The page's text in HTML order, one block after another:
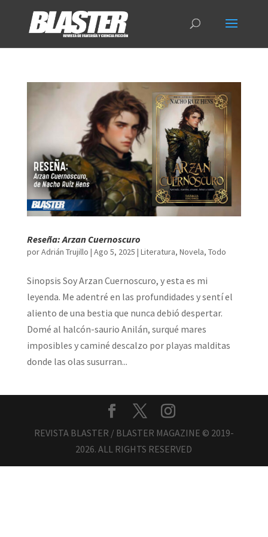
Reseña: Arzan Cuernoscuro
porAdrián Trujillo | Ago 5, 2025 | Literatura, Novela, Todo
Sinopsis Soy Arzan Cuernoscuro, y esta es mi
leyenda. Me adentré en las profundidades y sentí el
aliento de una bestia que nunca debió despertar.
Domé al halcón-saurio Anilán, surqué mares
imposibles y caminé descalzo por playas malditas
donde las olas susurran...
REVISTA BLASTER / BLASTER MAGAZINE © 2019-
2026. ALL RIGHTS RESERVED